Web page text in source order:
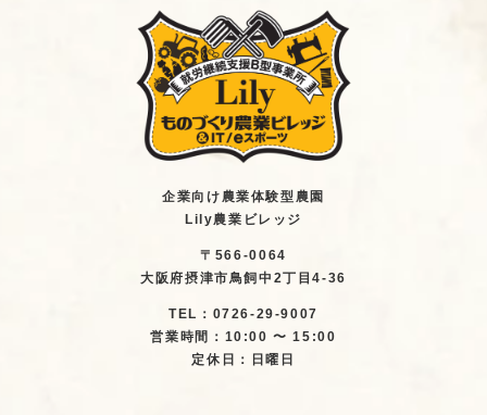
企業向け農業体験型農園
Lily農業ビレッジ
〒566-0064
大阪府摂津市鳥飼中2丁目4-36
TEL：0726-29-9007
営業時間：10:00 〜 15:00
定休日：日曜日